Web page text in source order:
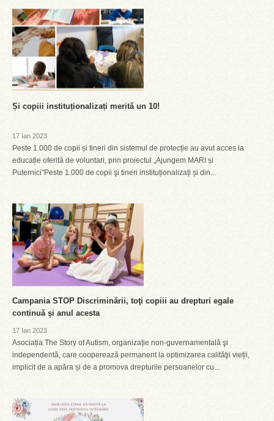
Și copiii instituționalizați merită un 10!
17 Ian 2023
Peste 1.000 de copii și tineri din sistemul de protecție au avut acces la
educație oferită de voluntari, prin proiectul „Ajungem MARI și
Puternici”Peste 1.000 de copii şi tineri instituționalizați și din...
Campania STOP Discriminării, toţi copiii au drepturi egale
continuă şi anul acesta
17 Ian 2023
Asociația The Story of Autism, organizație non-guvernamentală şi
independentă, care cooperează permanent la optimizarea calităţii vieții,
implicit de a apăra și de a promova drepturile persoanelor cu...